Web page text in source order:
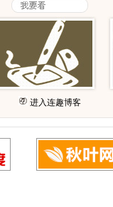
进入连趣博客